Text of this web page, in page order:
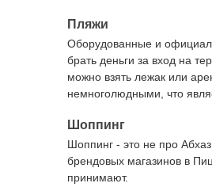
Пляжи
Оборудованные и
брать деньги за вход на
можно взять лежак или
немноголюдными, что
Шоппинг
Шоппинг - это не про
брендовых магазинов в
принимают.